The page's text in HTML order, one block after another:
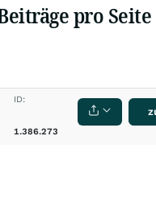
pro Seite
ID:
1.386.273